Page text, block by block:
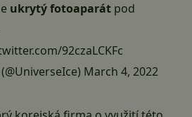
ukrytý fotoaparát pod
92czaLCKFc
March 4, 2022